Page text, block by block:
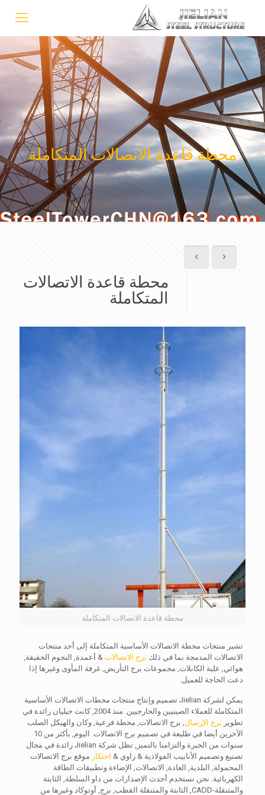
محطة قاعدة الاتصالات المتكاملة
محطة قاعدة الاتصالات
المتكاملة
محطة قاعدة الاتصالات المتكاملة
تشير منتجات محطة الاتصالات الأساسية المتكاملة إلى أحد منتجات
الاتصالات المدمجة بما في ذلك برج الاتصالات& أعمدة, النجوم الخفيفة,
هوائي, علبة الكابلات, مجموعات برج التأريض, غرفة المأوى وغيرها إذا
دعت الحاجة للعميل.
يمكن لشركة Jielian تصميم وإنتاج منتجات محطات الاتصالات الأساسية
المتكاملة للعملاء الصينيين والخارجيين. منذ 2004, كانت جيليان رائدة في
تطوير برج الإرسال , برج الاتصالات, محطة فرعية, وكان والهيكل الصلب
الآخرين أيضا في طليعة في تصميم برج الاتصالات. اليوم, بأكثر من 10
سنوات من الخبرة والتزامنا بالتميز, تظل شركة Jielian رائدة في مجال
تصنيع وتصميم الأنابيب الفولاذية & زاوي & احتكار موقع برج الاتصالات
المحمولة, البلدية, العادة, الاتصالات, الإضاءة وتطبيقات الطاقة
الكهربائية. نحن نستخدم أحدث الإصدارات من داو السلطة, الثابتة
والمتنقلة-CADD, الثابتة والمتنقلة القطب, برج, أوتوكاد وغيرها من